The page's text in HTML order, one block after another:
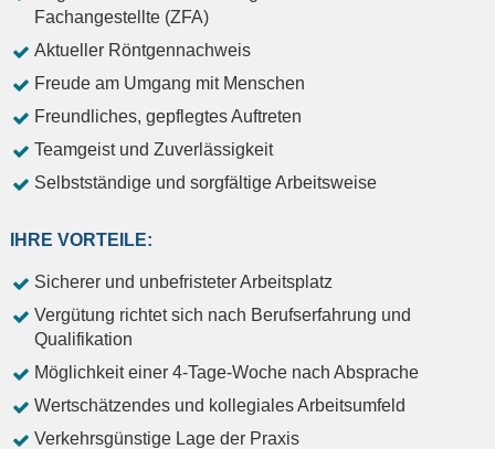
Fachangestellte (ZFA)
Aktueller Röntgennachweis
Freude am Umgang mit Menschen
Freundliches, gepflegtes Auftreten
Teamgeist und Zuverlässigkeit
Selbstständige und sorgfältige Arbeitsweise
IHRE VORTEILE:
Sicherer und unbefristeter Arbeitsplatz
Vergütung richtet sich nach Berufserfahrung und
Qualifikation
Möglichkeit einer 4-Tage-Woche nach Absprache
Wertschätzendes und kollegiales Arbeitsumfeld
Verkehrsgünstige Lage der Praxis